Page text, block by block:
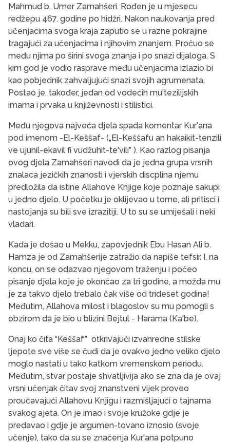
Mahmud b. Umer Zamahšeri. Rođen je u mjesecu
redžepu 467. godine po hidžri. Nakon na­ukovanja pred
učenjacima svoga kraja zaputio se u razne pokrajine
tragajući za učenjacima i njihovim znanjem. Pročuo se
među njima po širini svoga znanja i po snazi dijaloga. S
kim god je vodio ras­prave među učenjacima izlazio bi
kao pobjednik zahvaljujući snazi svojih agrumenata.
Postao je, ta­kođer, jedan od vodećih mu'tezilijskih
imama i prvaka u književnosti i stilistici.
Među njegova najveća djela spada komentar Kur'ana
pod imenom -El-Keššaf- („El-Keššafu an hakaikit-tenzili
ve ujunil-ekavil fi vudžuhit-te'vili” ). Kao razlog pisanja
ovog djela Zamahšeri navodi da je jedna grupa vrsnih
znalaca jezičkih znanosti i vjer­skih discplina njemu
predložila da istine Allahove Knjige koje poznaje sakupi
u jedno djelo. U počet­ku je oklijevao u tome, ali pritisci i
nastojanja su bili sve izrazitiji. U to su se umiješali i neki
vladari.
Kada je došao u Mekku, zapovjednik Ebu Hasan Ali b.
Hamza je od Zamahšerije zatražio da napiše tefsir. I, na
koncu, on se odazvao njegovom traže­nju i počeo
pisanje djela koje je okončao za tri go­dine, a možda mu
je za takvo djelo trebalo čak više od trideset godina!
Međutim, Allahova milost i bla­goslov su mu pomogli s
obzirom da je bio u blizini Bejtul - Harama (Ka'be).
Onaj ko čita “Keššaf” otkrivajući izvanredne stil­ske
ljepote sve više se čudi da je ovakvo jedno ve­liko djelo
moglo nastati u tako katkom vremen­skom periodu.
Međutim, stvar postaje shvatljivija ako se zna da je ovaj
vrsni učenjak čitav svoj znan­stveni vijek proveo
proučavajući Allahovu Knjigu i razmišljajući o tajnama
svakog ajeta. On je imao i svoje kružoke gdje je
predavao i gdje je argumen-tovano iznosio (svoje
učenje), tako da su se zna­čenja Kur'ana potpuno